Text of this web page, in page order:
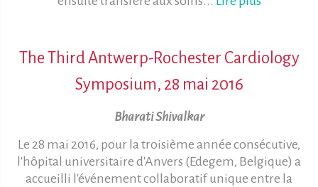
The Third Antwerp-Rochester Cardiology
Symposium, 28 mai 2016
Bharati Shivalkar
Le 28 mai 2016, pour la troisième année consécutive,
l'hôpital universitaire d'Anvers (Edegem, Belgique) a
accueilli l'événement collaboratif unique entre la